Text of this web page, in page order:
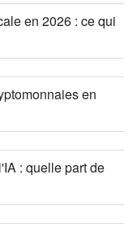
en 2026 : ce qui
en
: quelle part de